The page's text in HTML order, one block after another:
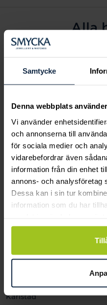
Samtycke
Denna webbplats
Vi använder
och annonserna till
för sociala medier och
vidarebefordrar även
information från din enhet
annons- och analysföretag
Dessa kan i sin tur
information som du har
Alla
Alingsås
Arvidsjaur
Eksjö
Fagersta
Farsta
Gävle
Halmstad
Halmstad Hallarna
Haninge
Helsingborg
Jönköping
Karlstad